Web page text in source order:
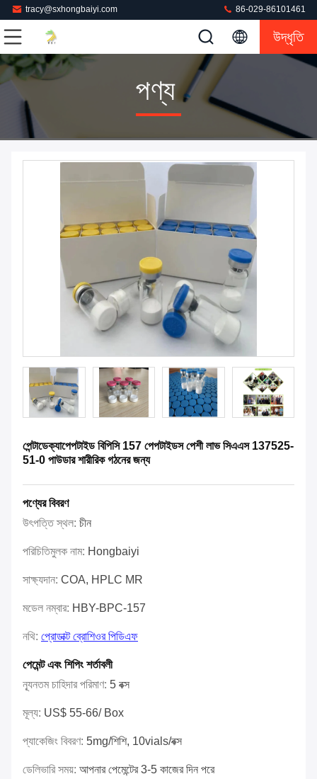
tracy@sxhongbaiyi.com 86-029-86101461
উদ্ধৃতি
পণ্য
পেন্টাডেক্যাপেপটাইড বিপিসি 157 পেপটাইডস পেশী লাভ সিএএস 137525-
51-0 পাউডার শারীরিক গঠনের জন্য
পণ্যের বিবরণ
উৎপত্তি স্থল: চীন
পরিচিতিমুলক নাম: Hongbaiyi
সাক্ষ্যদান: COA, HPLC MR
মডেল নম্বার: HBY-BPC-157
নথি: প্রোডাক্ট ব্রোশিওর পিডিএফ
পেমেন্ট এবং শিপিং শর্তাবলী
ন্যূনতম চাহিদার পরিমাণ: 5 বক্স
মূল্য: US$ 55-66/ Box
প্যাকেজিং বিবরণ: 5mg/শিশি, 10vials/বক্স
ডেলিভারি সময়: আপনার পেমেন্টের 3-5 কাজের দিন পরে